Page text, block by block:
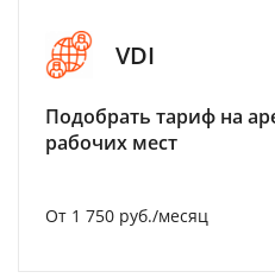
VDI
Подобрать тариф на
рабочих мест
От 1 750 руб./месяц